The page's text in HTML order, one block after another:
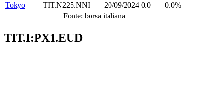
Tokyo
TIT.N225.NNI 20/09/2024 0.0
0.0%
Fonte: borsa italiana
TIT.I:PX1.EUD